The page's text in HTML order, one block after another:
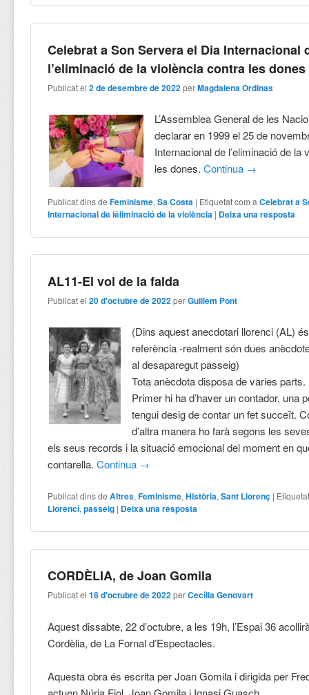
Celebrat a Son Servera el Dia Internacional
l’eliminació de la violència contra les dones
Publicat el2 de desembre de 2022 perMagdalena Ordinas
L’Assemblea General de les
declarar en 1999 el 25 de
Internacional de l’eliminació de la
les dones.Continua →
Publicat dins de Feminisme,Sa Costa | Etiquetat com a Celebrat a
Internacional de léliminació de la violència | Deixa una resposta
AL11-El vol de la falda
Publicat el20 d'octubre de 2022 perGuillem Pont
(Dins aquest anecdotari llorenci (AL)
referència -realment són dues
al desaparegut passeig)
Tota anècdota disposa de varies parts.
Primer hi ha d’haver un contador, una
tengui desig de contar un fet succeït.
d’altra manera ho farà segons les
els seus records i la situació emocional del moment en
contarella.Continua →
Publicat dins de Altres,Feminisme,Història,Sant Llorenç |
Llorencí,passeig | Deixa una resposta
CORDÈLIA, de Joan Gomila
Publicat el18 d'octubre de 2022 perCecília Genovart
Aquest dissabte, 22 d’octubre, a les 19h, l’Espai 36
Cordèlia, de La Fornal d’Espectacles.
Aquesta obra és escrita per Joan Gomila i dirigida per